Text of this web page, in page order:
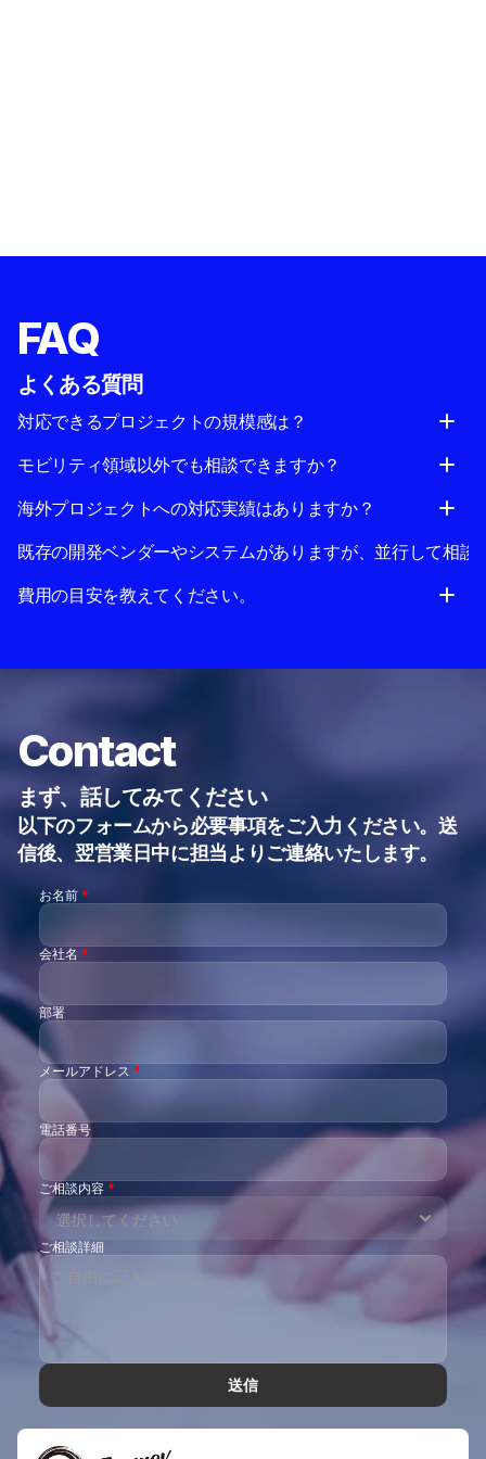
FAQ
よくある質問
対応できるプロジェクトの規模感は？
モビリティ領域以外でも相談できますか？
海外プロジェクトへの対応実績はありますか？
既存の開発ベンダーやシステムがありますが、並行して相談
費用の目安を教えてください。
Contact
まず、話してみてください
以下のフォームから必要事項をご入力ください。送
信後、翌営業日中に担当よりご連絡いたします。
お名前 *
会社名 *
部署
メールアドレス *
電話番号
ご相談内容 *
ご相談詳細
送信